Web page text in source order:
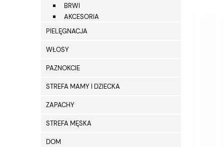
BRWI
AKCESORIA
PIELĘGNACJA
WŁOSY
PAZNOKCIE
STREFA MAMY I DZIECKA
ZAPACHY
STREFA MĘSKA
DOM